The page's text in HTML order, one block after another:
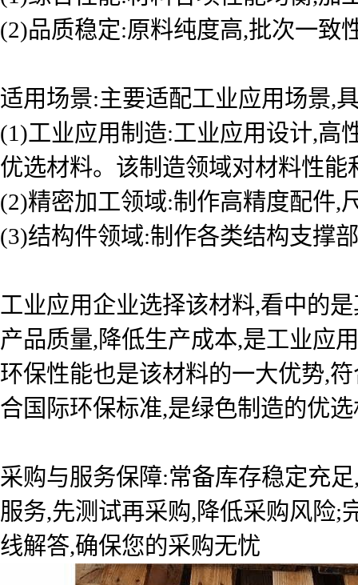
(2)品质稳定:原料纯度高,批次一致
适用场景:主要适配工业应用场景,
(1)工业应用制造:工业应用设计,高
优选材料。该制造领域对材料性
(2)精密加工领域:制作高精度配件,
(3)结构件领域:制作各类结构支撑
工业应用企业选择该材料,看中的
产品质量,降低生产成本,是工业应
环保性能也是该材料的一大优势,
合国际环保标准,是绿色制造的优
采购与服务保障:常备库存稳定充
服务,先测试再采购,降低采购风险;
线解答,确保您的采购无忧